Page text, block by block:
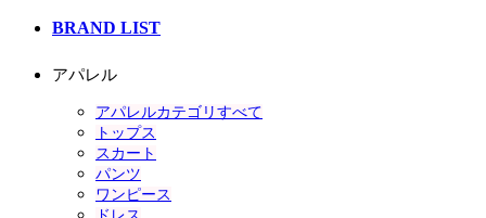
BRAND LIST
アパレル
アパレルカテゴリすべて
トップス
スカート
パンツ
ワンピース